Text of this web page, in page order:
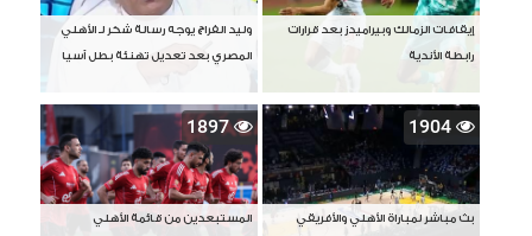
إيقافات الزمالك وبيراميدز بعد قرارات
رابطة الأندية
وليد الفراج يوجه رسالة شكر لـ الأهلي
المصري بعد تعديل تهنئة بطل آسيا
1904
بث مباشر لمباراة الأهلي والأفريقي
1897
المستبعدين من قائمة الأهلي